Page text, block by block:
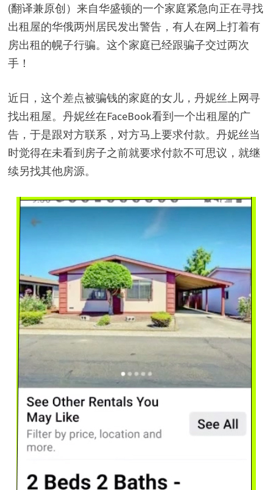
(翻译兼原创）来自华盛顿的一个家庭紧急向正在寻找
出租屋的华俄两州居民发出警告，有人在网上打着有
房出租的幌子行骗。这个家庭已经跟骗子交过两次
手！
近日，这个差点被骗钱的家庭的女儿，丹妮丝上网寻
找出租屋。丹妮丝在FaceBook看到一个出租屋的广
告，于是跟对方联系，对方马上要求付款。丹妮丝当
时觉得在未看到房子之前就要求付款不可思议，就继
续另找其他房源。